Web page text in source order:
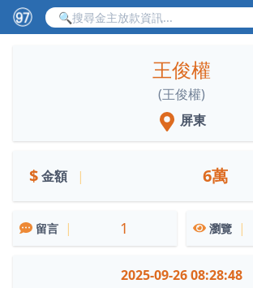
王俊權
(王俊權)
屏東
$金額 | 6萬
留言 | 1 瀏覽 |
2025-09-26 08:28:48